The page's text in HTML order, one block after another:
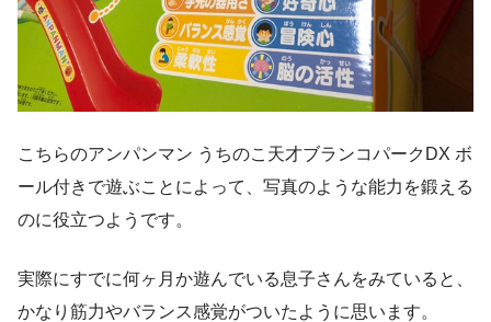
こちらのアンパンマン うちのこ天才ブランコパークDX ボ
ール付きで遊ぶことによって、写真のような能力を鍛える
のに役立つようです。
実際にすでに何ヶ月か遊んでいる息子さんをみていると、
かなり筋力やバランス感覚がついたように思います。